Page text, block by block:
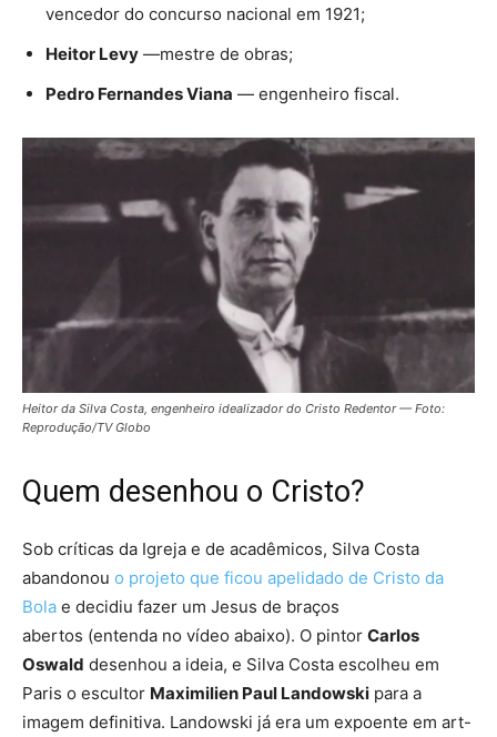
vencedor do concurso nacional em 1921;
Heitor Levy —mestre de obras;
Pedro Fernandes Viana — engenheiro fiscal.
Heitor da Silva Costa, engenheiro idealizador do Cristo Redentor — Foto:
Reprodução/TV Globo
Quem desenhou o Cristo?
Sob críticas da Igreja e de acadêmicos, Silva Costa
abandonou o projeto que ficou apelidado de Cristo da
Bola e decidiu fazer um Jesus de braços
abertos (entenda no vídeo abaixo). O pintor Carlos
Oswald desenhou a ideia, e Silva Costa escolheu em
Paris o escultor Maximilien Paul Landowski para a
imagem definitiva. Landowski já era um expoente em art-